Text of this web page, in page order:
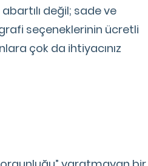
değil; sade ve
seçeneklerinin ücretli
çok da ihtiyacınız